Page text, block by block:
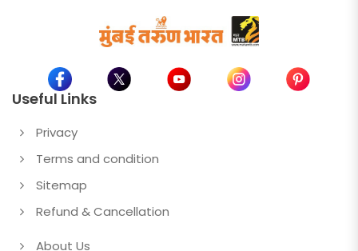
Useful Links
Privacy
Terms and condition
Sitemap
Refund & Cancellation
About Us